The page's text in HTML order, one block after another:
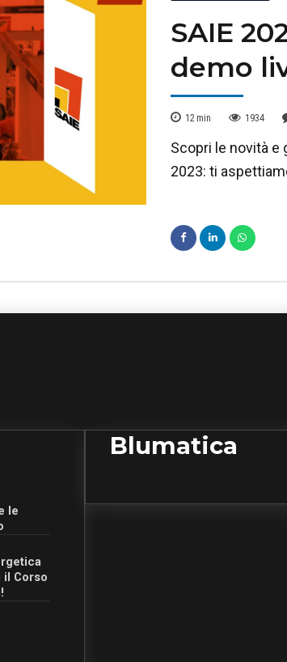
SAIE
demo
12 min 1934
Scopri le novità e
2023: ti
le
il Corso
Blumatica